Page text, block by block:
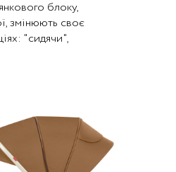
блоку,
змінюють своє
"сидячи",